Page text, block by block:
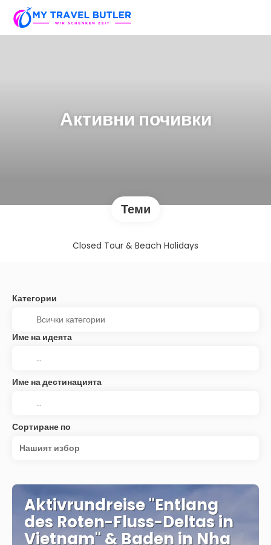
Активни почивки
Теми
Closed Tour & Beach Holidays
Категории
Име на идеята
Име на дестинацията
Сортиране по
Нашият избор
Aktivrundreise "Entlang
des Roten-Fluss-Deltas in
Vietnam" & Baden in Nha